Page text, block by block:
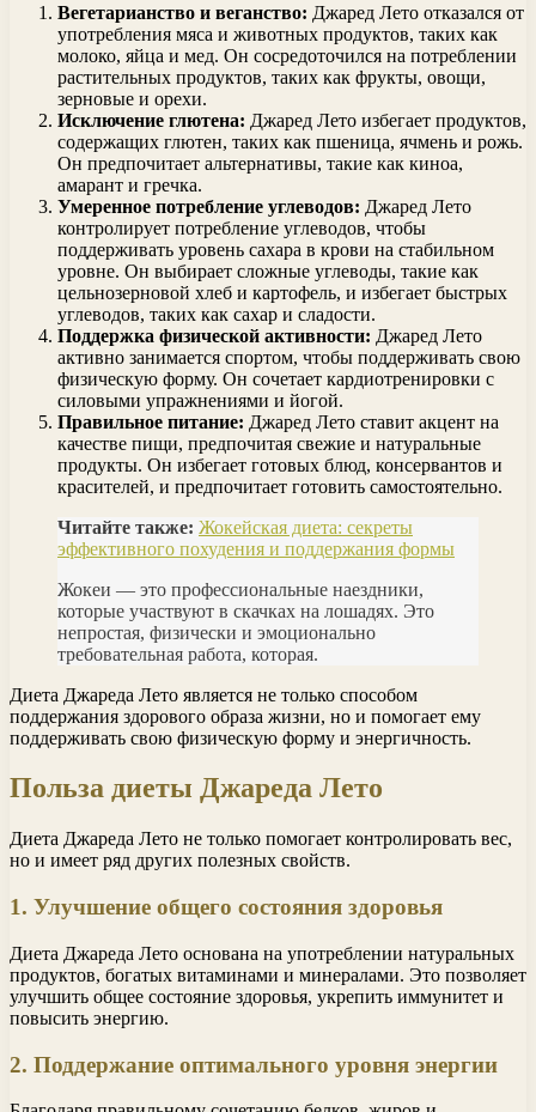
Вегетарианство и веганство: Джаред Лето отказался от
употребления мяса и животных продуктов, таких как
молоко, яйца и мед. Он сосредоточился на потреблении
растительных продуктов, таких как фрукты, овощи,
зерновые и орехи.
Исключение глютена: Джаред Лето избегает продуктов,
содержащих глютен, таких как пшеница, ячмень и рожь.
Он предпочитает альтернативы, такие как киноа,
амарант и гречка.
Умеренное потребление углеводов: Джаред Лето
контролирует потребление углеводов, чтобы
поддерживать уровень сахара в крови на стабильном
уровне. Он выбирает сложные углеводы, такие как
цельнозерновой хлеб и картофель, и избегает быстрых
углеводов, таких как сахар и сладости.
Поддержка физической активности: Джаред Лето
активно занимается спортом, чтобы поддерживать свою
физическую форму. Он сочетает кардиотренировки с
силовыми упражнениями и йогой.
Правильное питание: Джаред Лето ставит акцент на
качестве пищи, предпочитая свежие и натуральные
продукты. Он избегает готовых блюд, консервантов и
красителей, и предпочитает готовить самостоятельно.
Читайте также: Жокейская диета: секреты
эффективного похудения и поддержания формы
Жокеи — это профессиональные наездники,
которые участвуют в скачках на лошадях. Это
непростая, физически и эмоционально
требовательная работа, которая.
Диета Джареда Лето является не только способом
поддержания здорового образа жизни, но и помогает ему
поддерживать свою физическую форму и энергичность.
Польза диеты Джареда Лето
Диета Джареда Лето не только помогает контролировать вес,
но и имеет ряд других полезных свойств.
1. Улучшение общего состояния здоровья
Диета Джареда Лето основана на употреблении натуральных
продуктов, богатых витаминами и минералами. Это позволяет
улучшить общее состояние здоровья, укрепить иммунитет и
повысить энергию.
2. Поддержание оптимального уровня энергии